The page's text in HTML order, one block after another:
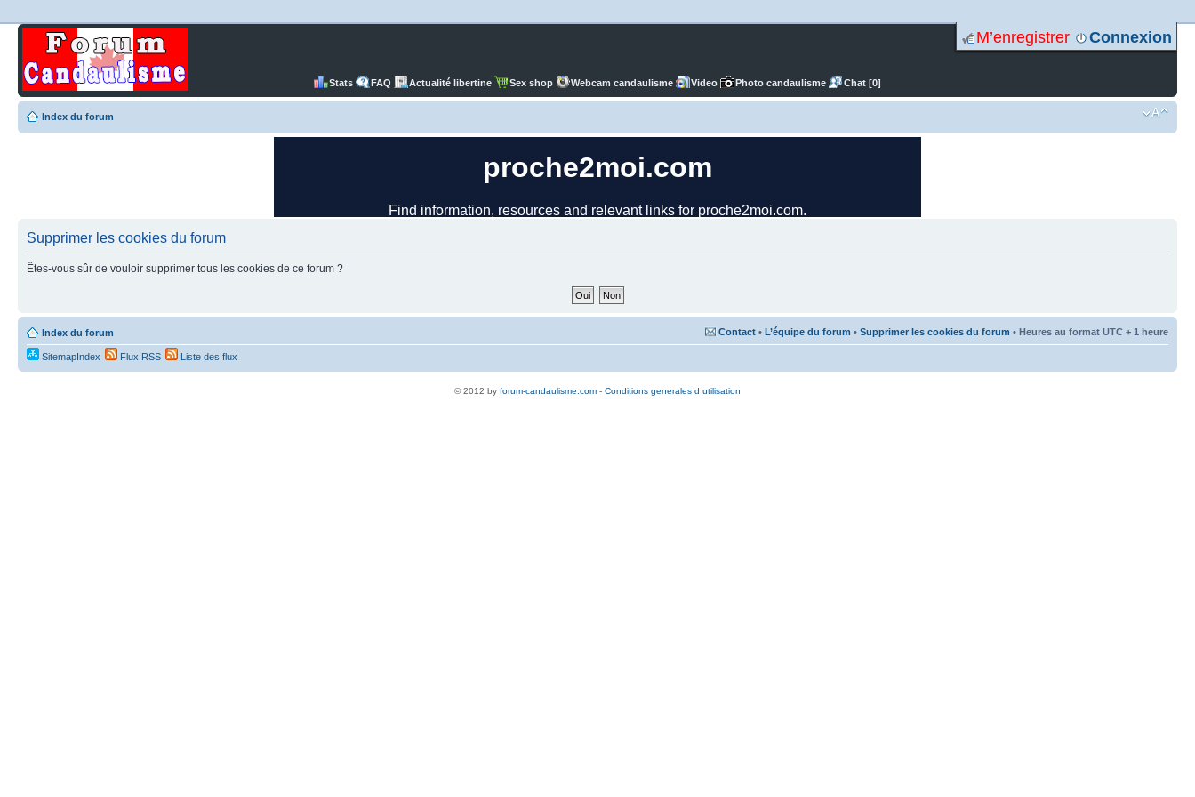
M’enregistrer Connexion
Stats FAQ Actualité libertine Sex shop Webcam candaulisme Video Photo candaulisme Chat [0]
Index du forum
Supprimer les cookies du forum
Êtes-vous sûr de vouloir supprimer tous les cookies de ce forum ?
Index du forum Contact • L’équipe du forum • Supprimer les cookies du forum • Heures au format UTC + 1 heure
SitemapIndex Flux RSS Liste des flux
© 2012 by forum-candaulisme.com - Conditions generales d utilisation